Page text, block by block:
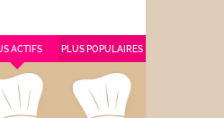
ACTIFS PLUS POPULAIRES